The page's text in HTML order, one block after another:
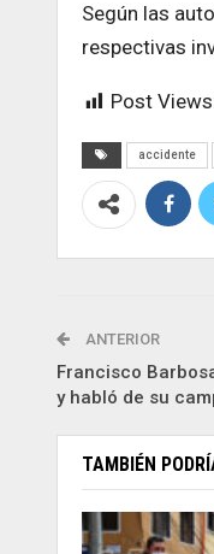
Según las
respectivas
Post
accidente
ANTERIOR
Francisco
y habló de su
TAMBIÉN